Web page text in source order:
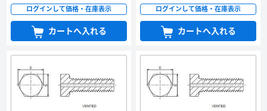
ログインして価格・在庫表示
カートへ入れる
ログインして価格・在庫表示
カートへ入れる
※新規会員登録をお申し込み頂いてから本登録となるまで、数日間かかる場合
会員の方はこちら
ログイン